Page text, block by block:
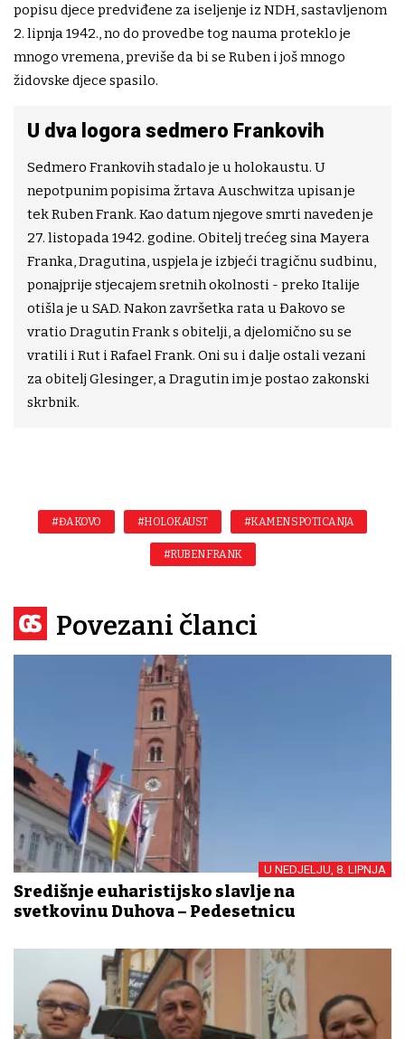
popisu djece predviđene za iseljenje iz NDH, sastavljenom
2. lipnja 1942., no do provedbe tog nauma proteklo je
mnogo vremena, previše da bi se Ruben i još mnogo
židovske djece spasilo.
U dva logora sedmero Frankovih
Sedmero Frankovih stadalo je u holokaustu. U
nepotpunim popisima žrtava Auschwitza upisan je
tek Ruben Frank. Kao datum njegove smrti naveden je
27. listopada 1942. godine. Obitelj trećeg sina Mayera
Franka, Dragutina, uspjela je izbjeći tragičnu sudbinu,
ponajprije stjecajem sretnih okolnosti - preko Italije
otišla je u SAD. Nakon završetka rata u Đakovo se
vratio Dragutin Frank s obitelji, a djelomično su se
vratili i Rut i Rafael Frank. Oni su i dalje ostali vezani
za obitelj Glesinger, a Dragutin im je postao zakonski
skrbnik.
#ĐAKOVO #HOLOKAUST #KAMEN SPOTICANJA
#RUBEN FRANK
Povezani članci
U NEDJELJU, 8. LIPNJA
Središnje euharistijsko slavlje na
svetkovinu Duhova – Pedesetnicu